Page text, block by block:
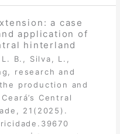
a case
application of
hinterland
B., Silva, L.,
research and
production and
Central
21(2025).